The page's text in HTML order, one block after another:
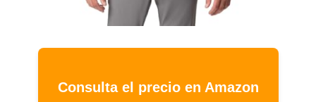
Consulta el precio en Amazon